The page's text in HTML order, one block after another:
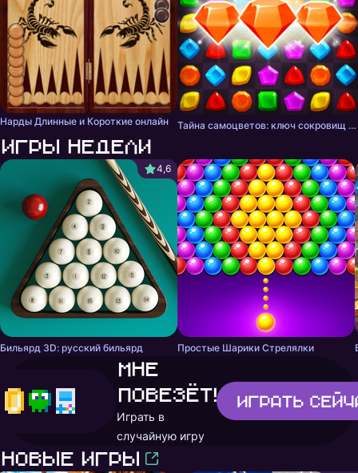
Нарды Длинные и Короткие онлайн Тайна самоцветов: ключ сокровищ - три в ряд
Игры недели
4,6
Бильярд 3D: русский бильярд Простые Шарики Стрелялки
Мне
повезёт!
Играть в
случайную игру
Играть
Новые игры